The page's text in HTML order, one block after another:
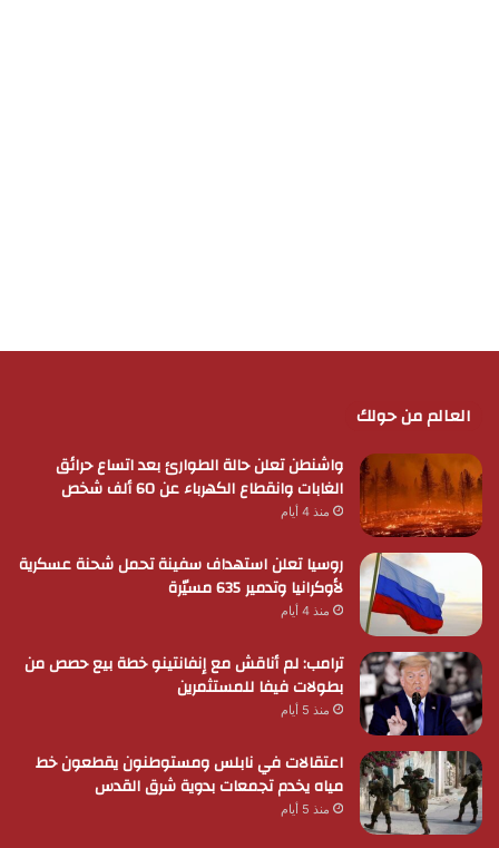
العالم من حولك
واشنطن تعلن حالة الطوارئ بعد اتساع حرائق
الغابات وانقطاع الكهرباء عن 60 ألف شخص
منذ 4 أيام
روسيا تعلن استهداف سفينة تحمل شحنة عسكرية
لأوكرانيا وتدمير 635 مسيّرة
منذ 4 أيام
ترامب: لم أناقش مع إنفانتينو خطة بيع حصص من
بطولات فيفا للمستثمرين
منذ 5 أيام
اعتقالات في نابلس ومستوطنون يقطعون خط
مياه يخدم تجمعات بدوية شرق القدس
منذ 5 أيام